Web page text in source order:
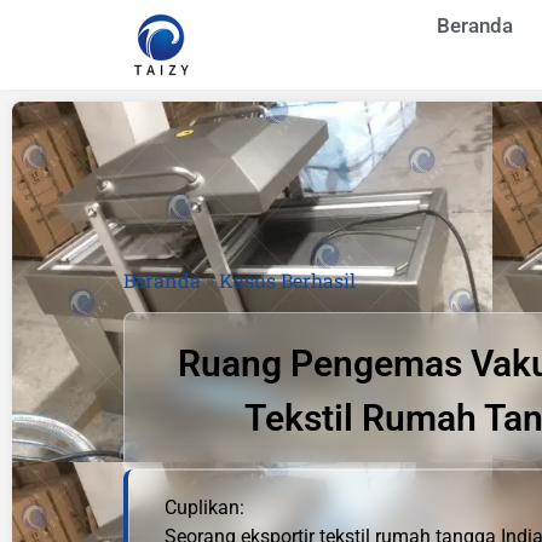
Beranda
Beranda»Kasus Berhasil
Ruang Pengemas
Tekstil Rumah
Cuplikan:
Seorang eksportir tekstil rumah tangga